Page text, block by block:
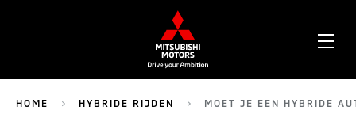
HOME HYBRIDE RIJDEN MOET JE EEN HYBRIDE